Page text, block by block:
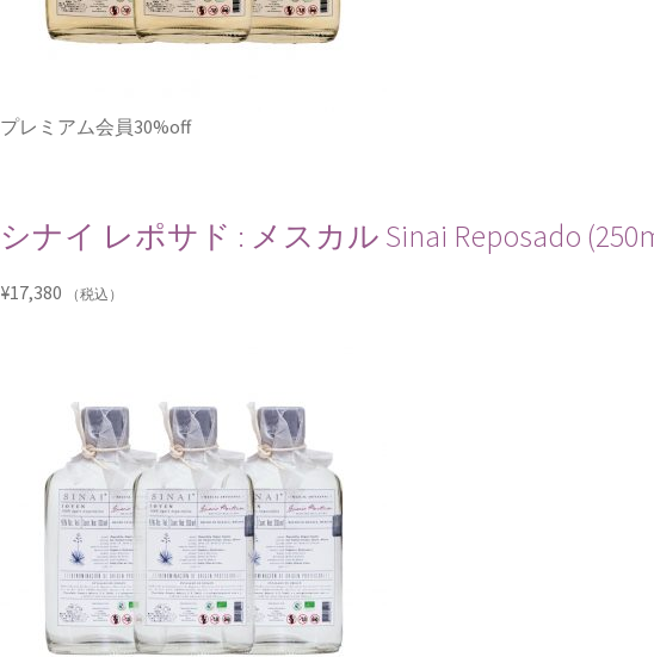
プレミアム会員30%off
シナイ レポサド : メスカル Sinai Reposado
¥17,380 （税込）